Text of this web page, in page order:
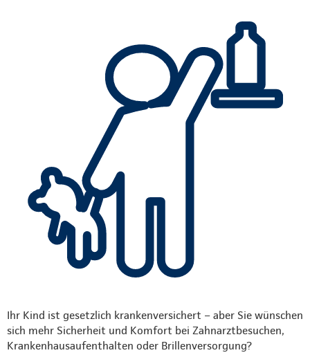
Ihr Kind ist gesetzlich krankenversichert – aber Sie wünschen
sich mehr Sicherheit und Komfort bei Zahnarztbesuchen,
Krankenhausaufenthalten oder Brillenversorgung?